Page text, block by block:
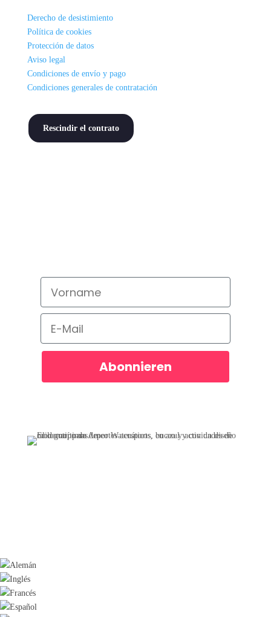
Derecho de desistimiento
Política de cookies
Protección de datos
Aviso legal
Condiciones de envío y pago
Condiciones generales de contratación
Rescindir el contrato
Vorname
Email
Abonnieren